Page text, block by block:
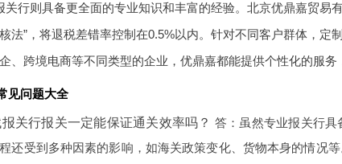
关行则具备更全面的专业知识和丰富的经验。北京优鼎嘉贸易
法”，将退税差错率控制在0.5%以内。针对不同客户群体，定
、跨境电商等不同类型的企业，优鼎嘉都能提供个性化的服务
见问题大全
关行报关一定能保证通关效率吗？ 答：虽然专业报关行
还受到多种因素的影响，如海关政策变化、货物本身的情况